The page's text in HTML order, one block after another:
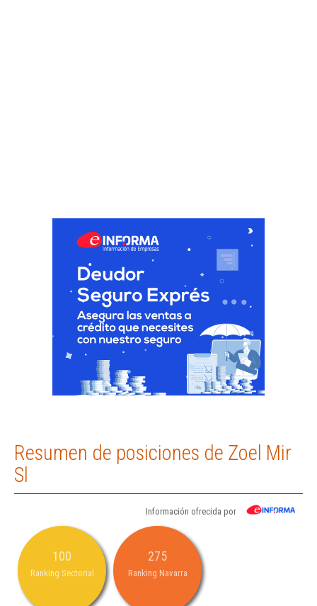
Resumen de posiciones de Zoel Mir
Sl
Información ofrecida por
100
Ranking Sectorial
275
Ranking Navarra